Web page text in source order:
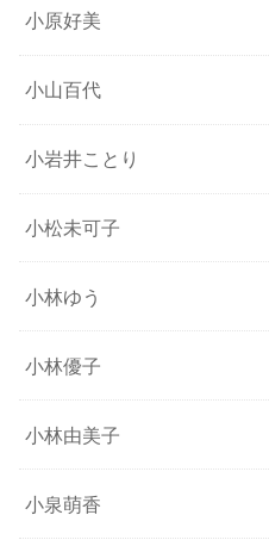
小原好美
小山百代
小岩井ことり
小松未可子
小林ゆう
小林優子
小林由美子
小泉萌香